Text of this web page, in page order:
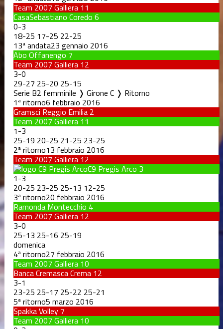
Team 2007 Galliera 11
CasaSebastiano Coredo 6
0-3
18-25 17-25 22-25
13ª andata23 gennaio 2016
Abo Offanengo 7
Team 2007 Galliera 12
3-0
29-27 25-20 25-15
Serie B2 femminile ❭ Girone C ❭ Ritorno
1ª ritorno6 febbraio 2016
Gramsci Reggio Emilia 2
Team 2007 Galliera 11
1-3
25-19 20-25 21-25 23-25
2ª ritorno13 febbraio 2016
Team 2007 Galliera 12
C9 Pregis Arco 3
1-3
20-25 23-25 25-13 12-25
3ª ritorno20 febbraio 2016
Ramonda Montecchio 4
Team 2007 Galliera 12
3-0
25-13 25-16 25-19
domenica
4ª ritorno27 febbraio 2016
Team 2007 Galliera 10
Banca Cremasca Crema 12
3-1
23-25 25-17 25-22 25-21
5ª ritorno5 marzo 2016
Spakka Volley 7
Team 2007 Galliera 10